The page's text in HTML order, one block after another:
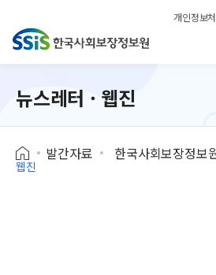
개인정보
뉴스레터 · 웹진
발간자료 한국사회보장정보
웹진